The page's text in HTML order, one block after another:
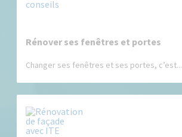
Rénover ses fenêtres et portes
Changer ses fenêtres et ses portes, c’est...